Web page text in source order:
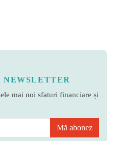
mai noi sfaturi financiare și
Mă abonez